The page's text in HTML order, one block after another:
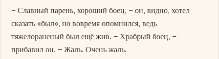
– Славный парень, хороший боец, – он, видно, хотел
сказать «был», но вовремя опомнился, ведь
тяжелораненый был ещё жив. – Храбрый боец, –
прибавил он. – Жаль. Очень жаль.